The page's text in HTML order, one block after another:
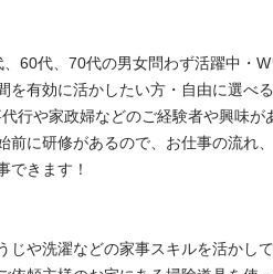
60代、70代の男女問わず活躍中・
を有効に活かしたい方・自由に選べ
行や家政婦などのご経験者や興味が
前に研修があるので、お仕事の流れ
できます！
じや洗濯などの家事スキルを活かし